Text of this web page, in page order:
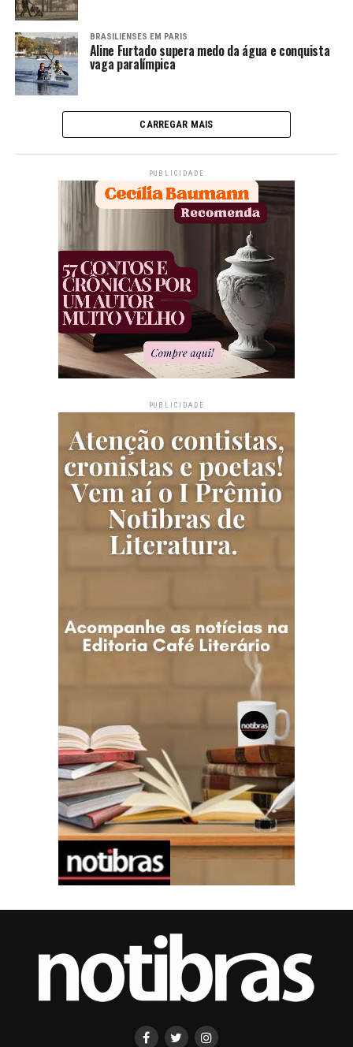
BRASILIENSES EM PARIS
Aline Furtado supera medo da água e conquista
vaga paralímpica
CARREGAR MAIS
PUBLICIDADE
PUBLICIDADE